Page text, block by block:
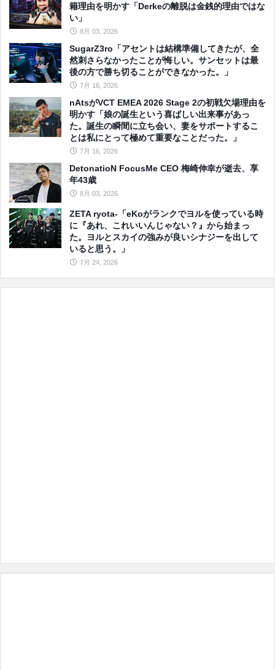
籍理由を明かす「Derkeの離脱は金銭的理由ではな
い」
8月 03, 2026
SugarZ3ro「アセントは結構準備してきたが、全
然刺さらなかったことが悔しい。サンセットは最
後の方で勝ち切ることができなかった。」
7月 16, 2026
nAtsがVCT EMEA 2026 Stage 2の初戦欠場理由を
明かす「娘の誕生という喜ばしい出来事があっ
た。誕生の瞬間に立ち会い、妻をサポートするこ
とは私にとって極めて重要なことだった。」
7月 16, 2026
DetonatioN FocusMe CEO 梅崎伸幸が逝去、享
年43歳
8月 03, 2026
ZETA ryota-「eKoがランクでヨルを使っている時
に『あれ、これいいんじゃない？』から始まっ
た。ヨルとスカイの強みが良いシナジーを出して
いると思う。」
7月 24, 2026